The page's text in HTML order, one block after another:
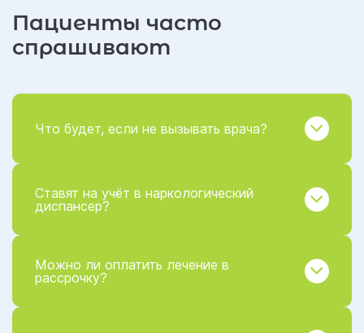
Пациенты часто
спрашивают
Что будет, если не вызывать врача?
Ставят на учёт в наркологический
диспансер?
Можно ли оплатить лечение в
рассрочку?